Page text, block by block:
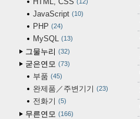
JavaScript 10
PHP 24
MySQL 13
그물누리 32
굳은연모 73
부품 45
완제품／주변기기 23
전화기 5
무른연모 166